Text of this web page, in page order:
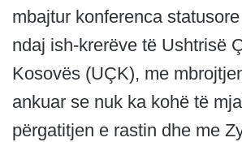
mbajtur konferenca
ndaj ish-krerëve të Ushtrisë
Kosovës (UÇK), me
ankuar se nuk ka kohë të
përgatitjen e rastin dhe me